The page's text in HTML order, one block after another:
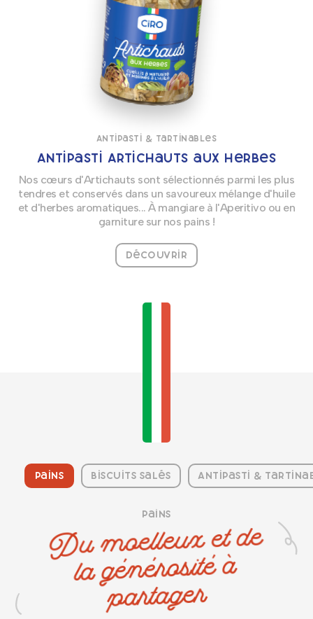
Antipasti & Tartinables
Antipasti Artichauts aux herbes
Nos cœurs d'Artichauts sont sélectionnés parmi les plus
tendres et conservés dans un savoureux mélange d'huile
et d'herbes aromatiques... À mangiare à l'Aperitivo ou en
garniture sur nos pains !
Découvrir
Pains Biscuits salés Antipasti &
Pains
Du moelleux et de
la générosité à
partager